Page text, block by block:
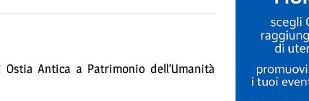
Antica a Patrimonio dell’Umanità